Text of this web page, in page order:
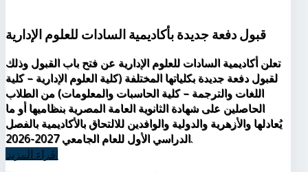
قبول دفعة جديدة بأكاديمية السادات للعلوم الإدارية
تعلن أكاديمية السادات للعلوم الإدارية عن فتح باب القبول وذلك
لقبول دفعة جديدة بكلياتها المختلفة (كلية العلوم الإدارية – كلية
اللغات والترجمة – كلية الحاسبات والمعلومات) من الطلاب
الحاصلين على شهادة الثانوية العامة المصرية بنظاميها أو ما
يُعادلها والأزهرية والدولية والوافدين للالتحاق بالأكاديمية بالفصل
الدراسي الأول للعام الجامعي 2027-2026.
اقراء المزيد